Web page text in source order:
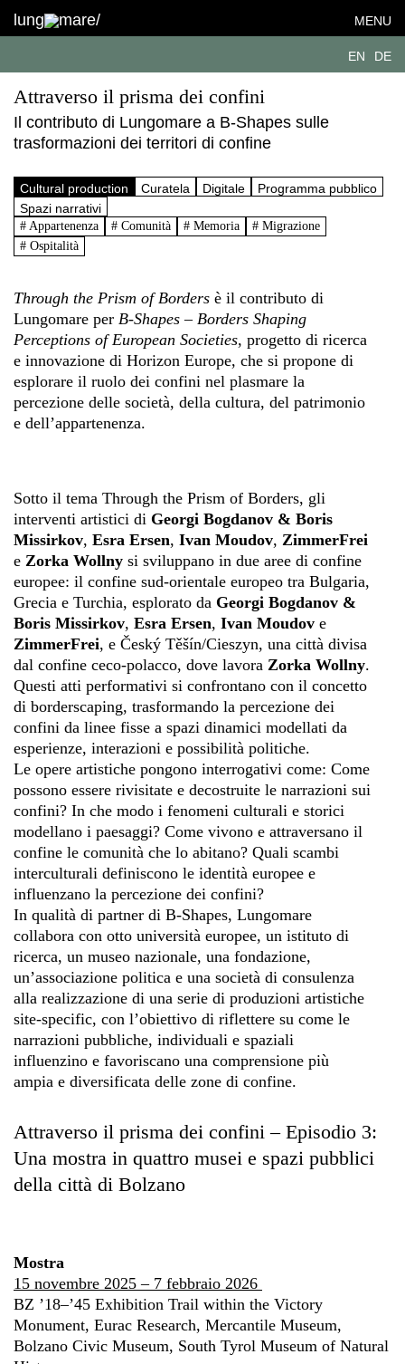
lung mare/ MENU
EN DE
Attraverso il prisma dei confini
Il contributo di Lungomare a B-Shapes sulle
trasformazioni dei territori di confine
Cultural production Curatela Digitale
Programma pubblico
Spazi narrativi
# Appartenenza # Comunità # Memoria
# Migrazione
# Ospitalità
Through the Prism of Borders è il contributo di
Lungomare per B-Shapes – Borders Shaping
Perceptions of European Societies, progetto di ricerca
e innovazione di Horizon Europe, che si propone di
esplorare il ruolo dei confini nel plasmare la
percezione delle società, della cultura, del patrimonio
e dell’appartenenza.
Sotto il tema Through the Prism of Borders, gli
interventi artistici di Georgi Bogdanov & Boris
Missirkov, Esra Ersen, Ivan Moudov, ZimmerFrei
e Zorka Wollny si sviluppano in due aree di confine
europee: il confine sud-orientale europeo tra Bulgaria,
Grecia e Turchia, esplorato da Georgi Bogdanov &
Boris Missirkov, Esra Ersen, Ivan Moudov e
ZimmerFrei, e Český Těšín/Cieszyn, una città divisa
dal confine ceco-polacco, dove lavora Zorka Wollny.
Questi atti performativi si confrontano con il concetto
di borderscaping, trasformando la percezione dei
confini da linee fisse a spazi dinamici modellati da
esperienze, interazioni e possibilità politiche.
Le opere artistiche pongono interrogativi come: Come
possono essere rivisitate e decostruite le narrazioni sui
confini? In che modo i fenomeni culturali e storici
modellano i paesaggi? Come vivono e attraversano il
confine le comunità che lo abitano? Quali scambi
interculturali definiscono le identità europee e
influenzano la percezione dei confini?
In qualità di partner di B-Shapes, Lungomare
collabora con otto università europee, un istituto di
ricerca, un museo nazionale, una fondazione,
un’associazione politica e una società di consulenza
alla realizzazione di una serie di produzioni artistiche
site-specific, con l’obiettivo di riflettere su come le
narrazioni pubbliche, individuali e spaziali
influenzino e favoriscano una comprensione più
ampia e diversificata delle zone di confine.
Attraverso il prisma dei confini – Episodio 3:
Una mostra in quattro musei e spazi pubblici
della città di Bolzano
Mostra
15 novembre 2025 – 7 febbraio 2026
BZ ’18–’45 Exhibition Trail within the Victory
Monument, Eurac Research, Mercantile Museum,
Bolzano Civic Museum, South Tyrol Museum of Natural